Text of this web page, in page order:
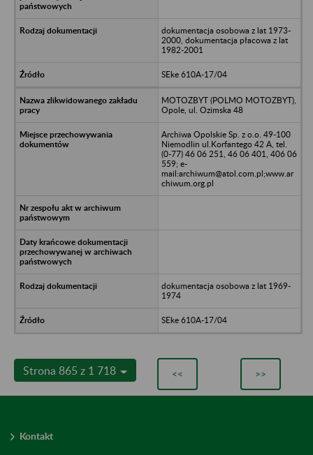
dokumentacja osobowa z lat 1973-
2000, dokumentacja płacowa z lat
1982-2001
SEke 610A-17/04
MOTOZBYT (POLMO MOTOZBYT),
Opole, ul. Ozimska 48
Archiwa Opolskie Sp. z o.o. 49-100
Niemodlin ul.Korfantego 42 A, tel.
(0-77) 46 06 251, 46 06 401, 406 06
559; e-
mail:archiwum@atol.com.pl;www.ar
chiwum.org.pl
dokumentacja osobowa z lat 1969-
1974
SEke 610A-17/04
Strona 865 z 1 718 << >>
Kontakt